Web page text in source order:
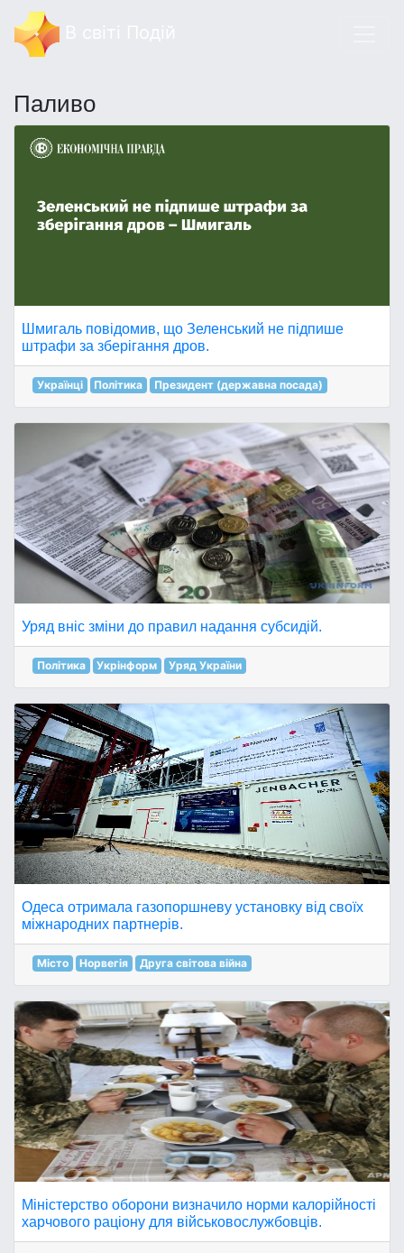
Паливо
Шмигаль повідомив, що Зеленський не підпише
штрафи за зберігання дров.
Українці Політика Президент (державна посада)
Уряд вніс зміни до правил надання субсидій.
Політика Укрінформ Уряд України
Одеса отримала газопоршневу установку від своїх
міжнародних партнерів.
Місто Норвегія Друга світова війна
Міністерство оборони визначило норми калорійності
харчового раціону для військовослужбовців.